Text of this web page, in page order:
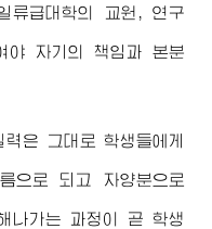
류급대학의 교원, 연구
야 자기의 책임과 본분
은 그대로 학생들에게
으로 되고 자양분으로
나가는 과정이 곧 학생